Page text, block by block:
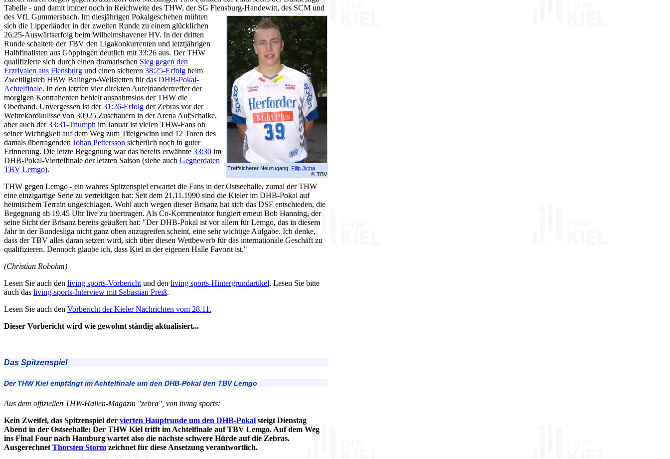
Tabelle - und damit immer noch in Reichweite des THW, der SG Flensburg-Handewitt,
Treffsicherer Neuzugang: Filip Jicha
© TBV
des SCM und
des VfL Gummersbach. Im diesjährigen Pokalgeschehen mühten
sich die Lipperländer in der zweiten Runde zu einem glücklichen
26:25-Auswärtserfolg beim Wilhelmshavener HV. In der dritten
Runde schaltete der TBV den Ligakonkurrenten und letztjährigen
Halbfinalisten aus Göppingen deutlich mit 33:26 aus. Der THW
qualifizierte sich durch einen dramatischen Sieg gegen den
Erzrivalen aus Flensburg und einen sicheren 38:25-Erfolg beim
Zweitligisteb HBW Balingen-Weilstetten für das DHB-Pokal-
Achtelfinale. In den letzten vier direkten Aufeinandertreffer der
morgigen Kontrahenten behielt ausnahmslos der THW die
Oberhand. Unvergessen ist der31:26-Erfolg der Zebras vor der
Weltrekordkulisse von 30925 Zuschauern in der Arena AufSchalke,
aber auch der33:31-Triumph im Januar ist vielen THW-Fans ob
seiner Wichtigkeit auf dem Weg zum Titelgewinn und 12 Toren des
damals überragenden Johan Pettersson sicherlich noch in guter
Erinnerung. Die letzte Begegnung war das bereits erwähnte 33:30 im
DHB-Pokal-Viertelfinale der letzten Saison (siehe auch Gegnerdaten
TBV Lemgo).
THW gegen Lemgo - ein wahres Spitzenspiel erwartet die Fans in der Ostseehalle, zumal der THW
eine einzigartige Serie zu verteidigen hat: Seit dem 21.11.1990 sind die Kieler im DHB-Pokal auf
heimischem Terrain ungeschlagen. Wohl auch wegen dieser Brisanz hat sich das DSF entschieden, die
Begegnung ab 19.45 Uhr live zu übertragen. Als Co-Kommentator fungiert erneut Bob Hanning, der
seine Sicht der Brisanz bereits geäußert hat: "Der DHB-Pokal ist vor allem für Lemgo, das in diesem
Jahr in der Bundesliga nicht ganz oben anzugreifen scheint, eine sehr wichtige Aufgabe. Ich denke,
dass der TBV alles daran setzen wird, sich über diesen Wettbewerb für das internationale Geschäft zu
qualifizieren. Dennoch glaube ich, dass Kiel in der eigenen Halle Favorit ist."
(Christian Robohm)
Lesen Sie auch den living sports-Vorbericht und den living sports-Hintergrundartikel. Lesen Sie bitte
auch das living-sports-Interview mit Sebastian Preiß.
Lesen Sie auch den Vorbericht der Kieler Nachrichten vom 28.11.
Dieser Vorbericht wird wie gewohnt ständig aktualisiert...
Das Spitzenspiel
Der THW Kiel empfängt im Achtelfinale um den DHB-Pokal den TBV Lemgo
Aus dem offiziellen THW-Hallen-Magazin "zebra", von living sports:
Kein Zweifel, das Spitzenspiel der vierten Hauptrunde um den DHB-Pokal steigt Dienstag
Abend in der Ostseehalle: Der THW Kiel trifft im Achtelfinale auf TBV Lemgo. Auf dem Weg
ins Final Four nach Hamburg wartet also die nächste schwere Hürde auf die Zebras.
Ausgerechnet Thorsten Storm zeichnet für diese Ansetzung verantwortlich.